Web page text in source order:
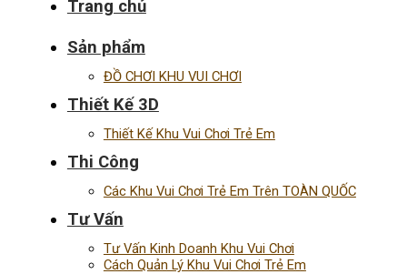
Trang chủ
Sản phẩm
ĐỒ CHƠI KHU VUI CHƠI
Thiết Kế 3D
Thiết Kế Khu Vui Chơi Trẻ Em
Thi Công
Các Khu Vui Chơi Trẻ Em Trên TOÀN QUỐC
Tư Vấn
Tư Vấn Kinh Doanh Khu Vui Chơi
Cách Quản Lý Khu Vui Chơi Trẻ Em